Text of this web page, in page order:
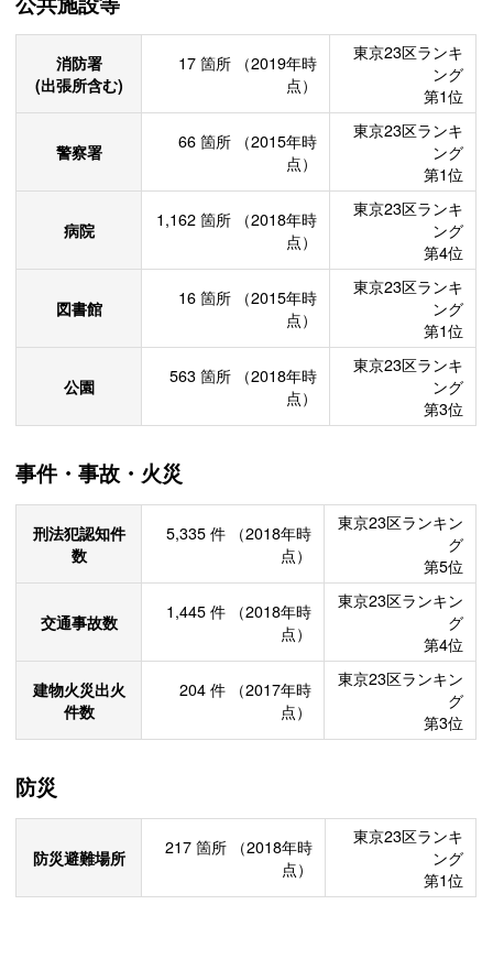
消防署
(出張所含む)
17 箇所
（2019年時
点）
東京23区ランキ
ング
第1位
警察署 66 箇所
（2015年時
点）
東京23区ランキ
ング
第1位
病院 1,162 箇所
（2018年時
点）
東京23区ランキ
ング
第4位
図書館 16 箇所
（2015年時
点）
東京23区ランキ
ング
第1位
公園 563 箇所
（2018年時
点）
東京23区ランキ
ング
第3位
事件・事故・火災
刑法犯認知件
数
5,335 件
（2018年時
点）
東京23区ランキン
グ
第5位
交通事故数 1,445 件
（2018年時
点）
東京23区ランキン
グ
第4位
建物火災出火
件数
204 件
（2017年時
点）
東京23区ランキン
グ
第3位
防災
防災避難場所 217 箇所
（2018年時
点）
東京23区ランキ
ング
第1位